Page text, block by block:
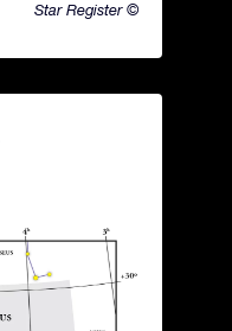
Star Register ©